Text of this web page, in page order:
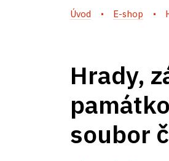
Úvod E-shop
Hrady,
soubor